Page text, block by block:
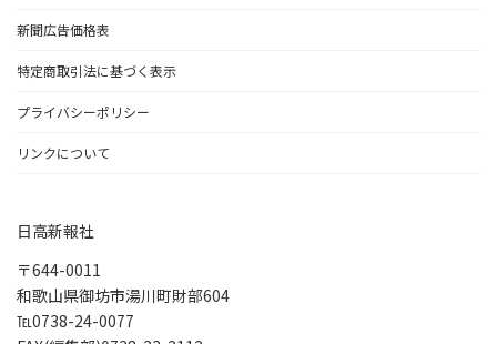
新聞広告価格表
特定商取引法に基づく表示
プライバシーポリシー
リンクについて
日高新報社
〒644-0011
和歌山県御坊市湯川町財部604
℡0738-24-0077